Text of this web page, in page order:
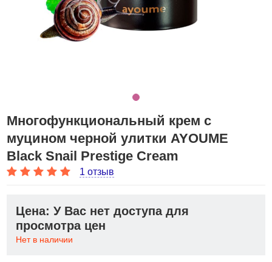
Многофункциональный крем с
муцином черной улитки AYOUME
Black Snail Prestige Cream
1 отзыв
Цена: У Вас нет доступа для
просмотра цен
Нет в наличии